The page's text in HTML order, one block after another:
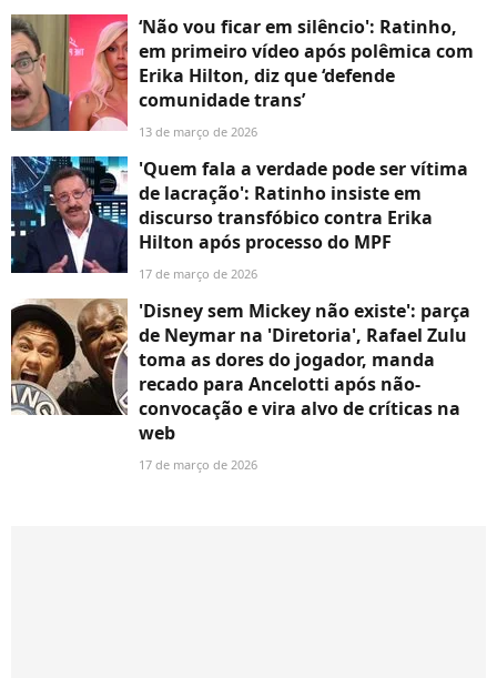
‘Não vou ficar em silêncio': Ratinho,
em primeiro vídeo após polêmica com
Erika Hilton, diz que ‘defende
comunidade trans’
13 de março de 2026
'Quem fala a verdade pode ser vítima
de lacração': Ratinho insiste em
discurso transfóbico contra Erika
Hilton após processo do MPF
17 de março de 2026
'Disney sem Mickey não existe': parça
de Neymar na 'Diretoria', Rafael Zulu
toma as dores do jogador, manda
recado para Ancelotti após não-
convocação e vira alvo de críticas na
web
17 de março de 2026